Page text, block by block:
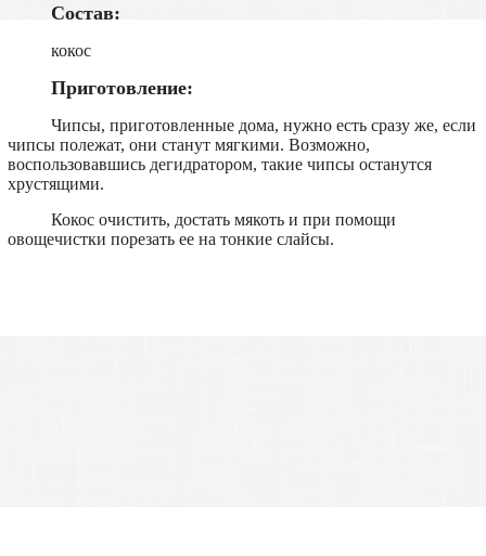
Состав:
кокос
Приготовление:
Чипсы, приготовленные дома, нужно есть сразу же, если
чипсы полежат, они станут мягкими. Возможно,
воспользовавшись дегидратором, такие чипсы останутся
хрустящими.
Кокос очистить, достать мякоть и при помощи
овощечистки порезать ее на тонкие слайсы.